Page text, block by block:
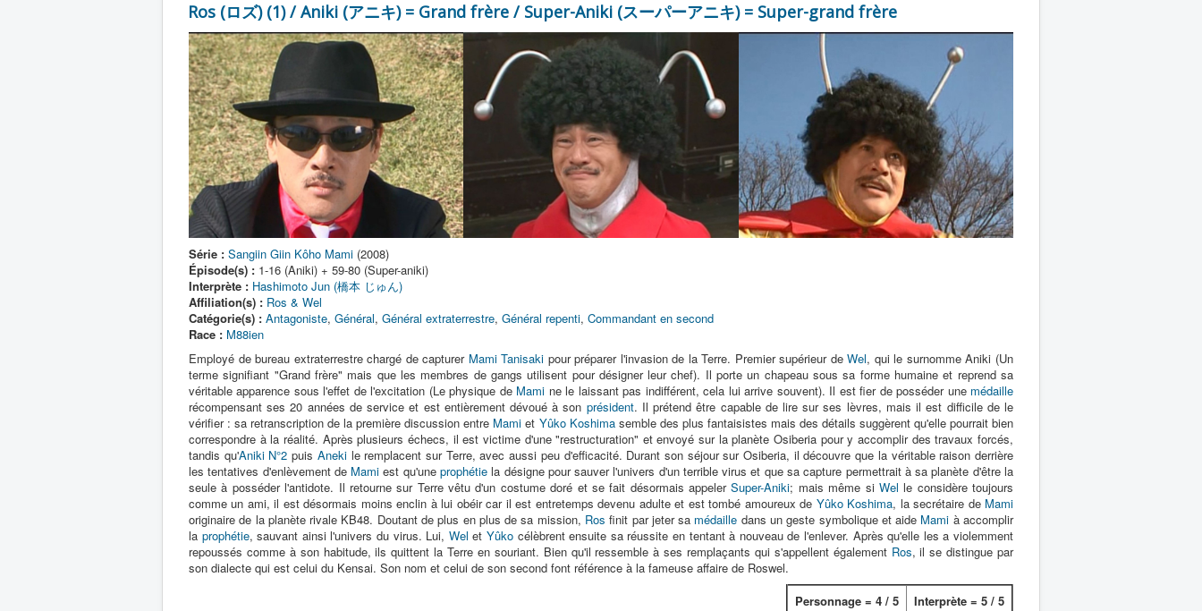
Ros (ロズ) (1) / Aniki (アニキ) = Grand frère / Super-Aniki (スーパーアニキ) = Super-grand frère
Série : Sangiin Giin Kôho Mami (2008)
Épisode(s) : 1-16 (Aniki) + 59-80 (Super-aniki)
Interprète : Hashimoto Jun (橋本 じゅん)
Affiliation(s) : Ros & Wel
Catégorie(s) : Antagoniste, Général, Général extraterrestre, Général repenti, Commandant en second
Race : M88ien
Employé de bureau extraterrestre chargé de capturer Mami Tanisaki pour préparer l'invasion de la Terre. Premier supérieur deWel, qui le surnomme Aniki (Un
terme signifiant "Grand frère" mais que les membres de gangs utilisent pour désigner leur chef). Il porte un chapeau sous sa forme humaine et reprend sa
véritable apparence sous l'effet de l'excitation (Le physique de Mami ne le laissant pas indifférent, cela lui arrive souvent). Il est fier de posséder une médaille
récompensant ses 20 années de service et est entièrement dévoué à son président. Il prétend être capable de lire sur ses lèvres, mais il est difficile de le
vérifier : sa retranscription de la première discussion entre Mami et Yûko Koshimasemble des plus fantaisistes mais des détails suggèrent qu'elle pourrait bien
correspondre à la réalité. Après plusieurs échecs, il est victime d'une "restructuration" et envoyé sur la planète Osiberia pour y accomplir des travaux forcés,
tandis qu'Aniki N°2 puis Anekile remplacent sur Terre, avec aussi peu d'efficacité. Durant son séjour sur Osiberia, il découvre que la véritable raison derrière
les tentatives d'enlèvement de Mami est qu'une prophétiela désigne pour sauver l'univers d'un terrible virus et que sa capture permettrait à sa planète d'être la
seule à posséder l'antidote. Il retourne sur Terre vêtu d'un costume doré et se fait désormais appelerSuper-Aniki; mais même si Wel le considère toujours
comme un ami, il est désormais moins enclin à lui obéir car il est entretemps devenu adulte et est tombé amoureux de Yûko Koshima, la secrétaire de Mami
originaire de la planète rivale KB48. Doutant de plus en plus de sa mission, Ros finit par jeter sa médaille dans un geste symbolique et aide Mami à accomplir
la prophétie, sauvant ainsi l'univers du virus. Lui, Wel etYûko célèbrent ensuite sa réussite en tentant à nouveau de l'enlever. Après qu'elle les a violemment
repoussés comme à son habitude, ils quittent la Terre en souriant. Bien qu'il ressemble à ses remplaçants qui s'appellent également Ros, il se distingue par
son dialecte qui est celui du Kensai. Son nom et celui de son second font référence à la fameuse affaire de Roswel.
Personnage = 4 / 5
Interprète = 5 / 5